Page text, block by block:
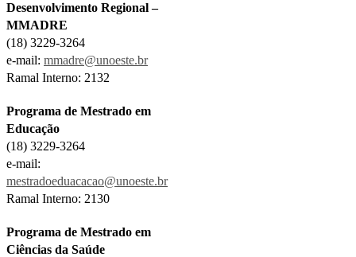
Desenvolvimento Regional –
MMADRE
(18) 3229-3264
e-mail: mmadre@unoeste.br
Ramal Interno: 2132
Programa de Mestrado em
Educação
(18) 3229-3264
e-mail:
mestradoeduacacao@unoeste.br
Ramal Interno: 2130
Programa de Mestrado em
Ciências da Saúde